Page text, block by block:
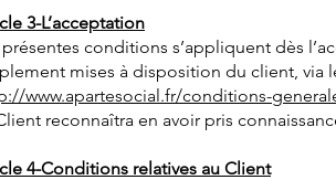
3-L’acceptation
présentes conditions s’appliquent dès
mises à disposition du client, via
www.apartesocial.fr/conditions-
reconnaîtra en avoir pris
4-Conditions relatives au Client